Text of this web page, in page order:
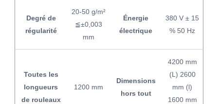
Degré de
régularité
20-50 g/m²
≦±0,003
mm
Énergie
électrique
380 V ± 15
% 50 Hz
Toutes les
longueurs
de rouleaux
1200 mm
Dimensions
hors tout
4200 mm
(L) 2600
mm (l)
1600 mm